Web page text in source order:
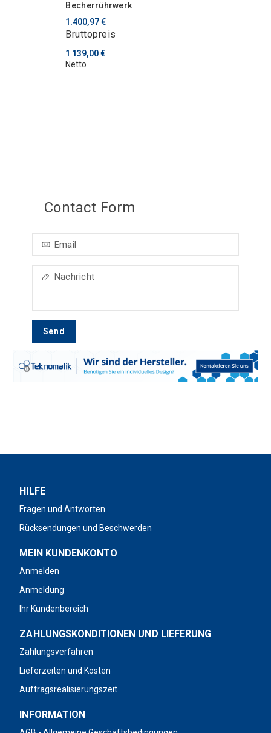
Becherrührwerk
1.400,97 €
Bruttopreis
1 139,00 €
Netto
Contact Form
Send
HILFE
Fragen und Antworten
Rücksendungen und Beschwerden
MEIN KUNDENKONTO
Anmelden
Anmeldung
Ihr Kundenbereich
ZAHLUNGSKONDITIONEN UND LIEFERUNG
Zahlungsverfahren
Lieferzeiten und Kosten
Auftragsrealisierungszeit
INFORMATION